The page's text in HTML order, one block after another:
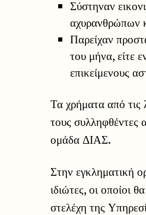
Σύστηναν
αχυρανθρώπων
Παρείχαν
του μήνα, είτε
επικείμενους
Τα χρήματα από τις
τους συλληφθέντες
ομάδα ΔΙΑΣ.
Στην εγκληματική
ιδιώτες, οι οποίοι
στελέχη της